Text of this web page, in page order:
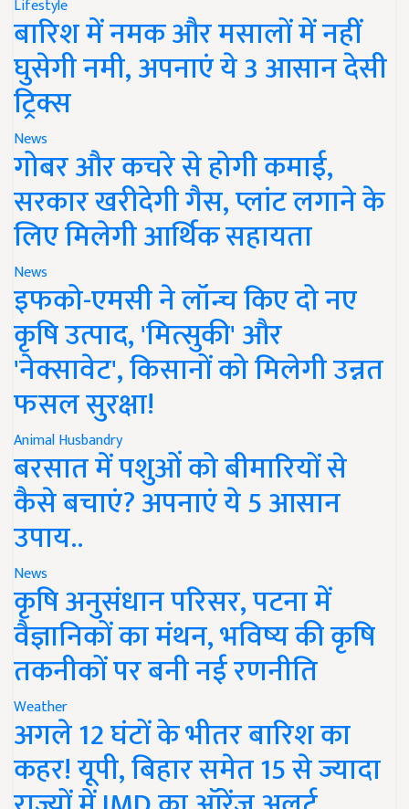
Lifestyle
बारिश में नमक और मसालों में नहीं
घुसेगी नमी, अपनाएं ये 3 आसान देसी
ट्रिक्स
News
गोबर और कचरे से होगी कमाई,
सरकार खरीदेगी गैस, प्लांट लगाने के
लिए मिलेगी आर्थिक सहायता
News
इफको-एमसी ने लॉन्च किए दो नए
कृषि उत्पाद, 'मित्सुकी' और
'नेक्सावेट', किसानों को मिलेगी उन्नत
फसल सुरक्षा!
Animal Husbandry
बरसात में पशुओं को बीमारियों से
कैसे बचाएं? अपनाएं ये 5 आसान
उपाय..
News
कृषि अनुसंधान परिसर, पटना में
वैज्ञानिकों का मंथन, भविष्य की कृषि
तकनीकों पर बनी नई रणनीति
Weather
अगले 12 घंटों के भीतर बारिश का
कहर! यूपी, बिहार समेत 15 से ज्यादा